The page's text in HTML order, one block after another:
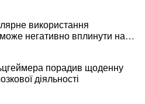
використання
негативно вплинути на
порадив щоденну
діяльності